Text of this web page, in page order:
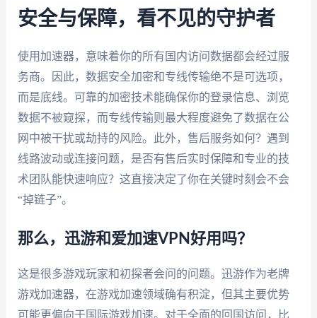
安全与保障，看不见的守护者
使用加速器，意味着你的所有国内访问数据都会经过服
务商。因此，数据安全加密和专线传输绝不是可选项，
而是底线。可靠的加密技术能确保你的登录信息、浏览
数据不被窥探，而专线传输则最大程度避免了数据在公
网中被干扰或劫持的风险。此外，售后服务如何？遇到
线路波动或连接问题，是否有售后实时保障和专业的技
术团队能快速响应？这直接决定了你在关键时刻会不会
“掉链子”。
那么，迅游和爱加速VPN好用吗？
这是很多游戏玩家和初探者会问的问题。迅游作为老牌
游戏加速器，在游戏加速领域确有积淀，但其主要优势
可能更偏向于国际游戏加速。对于全面的回国访问，比